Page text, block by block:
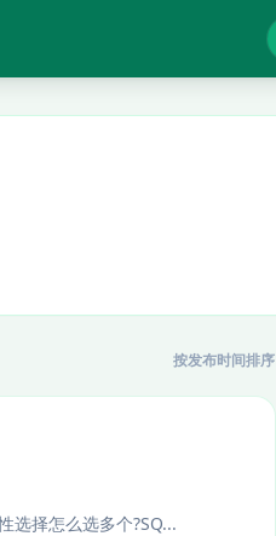
按发布时间排序
选择怎么选多个?SQ...